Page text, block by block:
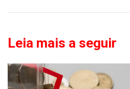
Leia mais a seguir